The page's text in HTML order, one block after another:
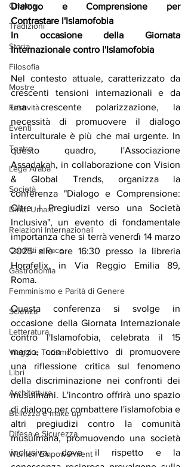
Cinema
Tradizioni
Storia
Filosofia
Mostre
Festività
Eventi
Teatro
Lega Araba
Società
Diritti Umani
Relazioni Internazionali
Conflitti e Pace
Gastronomia
Femminismo e Parità di Genere
Scienza
Letteratura
Viaggi e Turismo
Libri
Architettura
Bellezza e make up
Difesa e Sicurezza
Women Empowerment
Dialogo e Comprensione per
Contrastare l'Islamofobia
In occasione della Giornata
Internazionale contro l'Islamofobia
Nel contesto attuale, caratterizzato da
crescenti tensioni internazionali e da
una crescente polarizzazione, la
necessità di promuovere il dialogo
interculturale è più che mai urgente. In
questo quadro, l'Associazione
Assadakah, in collaborazione con Vision
& Global Trends, organizza la
conferenza "Dialogo e Comprensione:
Oltre i Pregiudizi verso una Società
Inclusiva", un evento di fondamentale
importanza che si terrà venerdì 14 marzo
2025 alle ore 16:30 presso la libreria
Horafelix, in Via Reggio Emilia 89,
Roma.
Questa conferenza si svolge in
occasione della Giornata Internazionale
contro l'Islamofobia, celebrata il 15
marzo, con l'obiettivo di promuovere
una riflessione critica sul fenomeno
della discriminazione nei confronti dei
musulmani. L'incontro offrirà uno spazio
di dialogo per combattere l'islamofobia e
altri pregiudizi contro la comunità
musulmana, promuovendo una società
inclusiva, dove il rispetto e la